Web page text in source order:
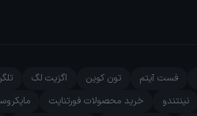
فست آیتم تون کوین اگزیت لگ
نینتندو خرید محصولات فورتنایت